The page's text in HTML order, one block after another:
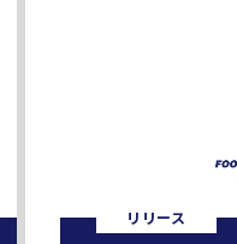
リリース